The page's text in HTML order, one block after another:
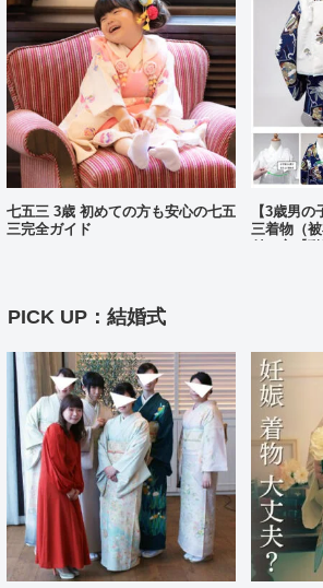
七五三 3歳 初めての方も安心の七五
三完全ガイド
【3歳男
三着物（
PICK UP：結婚式